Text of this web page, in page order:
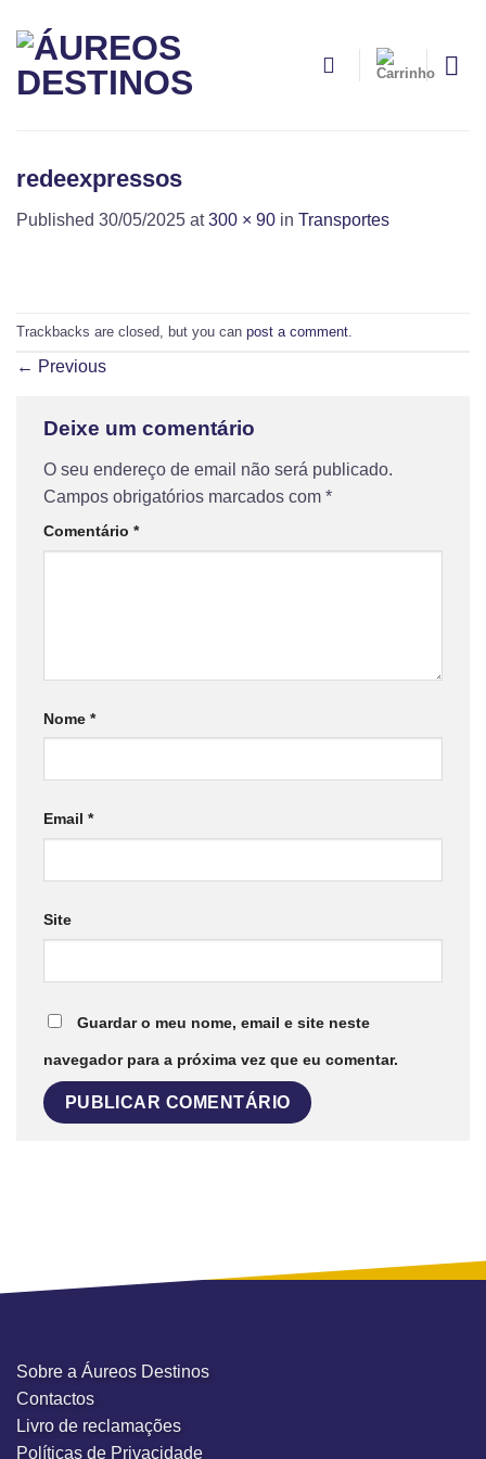
content
redeexpressos
Published 30/05/2025 at300 × 90 in Transportes
Trackbacks are closed, but you can post a comment
← Previous
Deixe um comentário
O seu endereço de email não será publicado.
Campos obrigatórios marcados com *
Comentário *
Nome *
Email *
Site
Guardar o meu nome, email e site neste
navegador para a próxima vez que eu comentar.
Sobre a Áureos Destinos
Contactos
Livro de reclamações
Políticas de Privacidade